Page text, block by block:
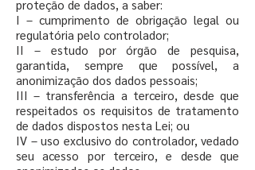
proteção de dados, a saber:
I – cumprimento de obrigação legal ou
regulatória pelo controlador;
II – estudo por órgão de pesquisa,
garantida, sempre que possível, a
anonimização dos dados pessoais;
III – transferência a terceiro, desde que
respeitados os requisitos de tratamento
de dados dispostos nesta Lei; ou
IV – uso exclusivo do controlador, vedado
seu acesso por terceiro, e desde que